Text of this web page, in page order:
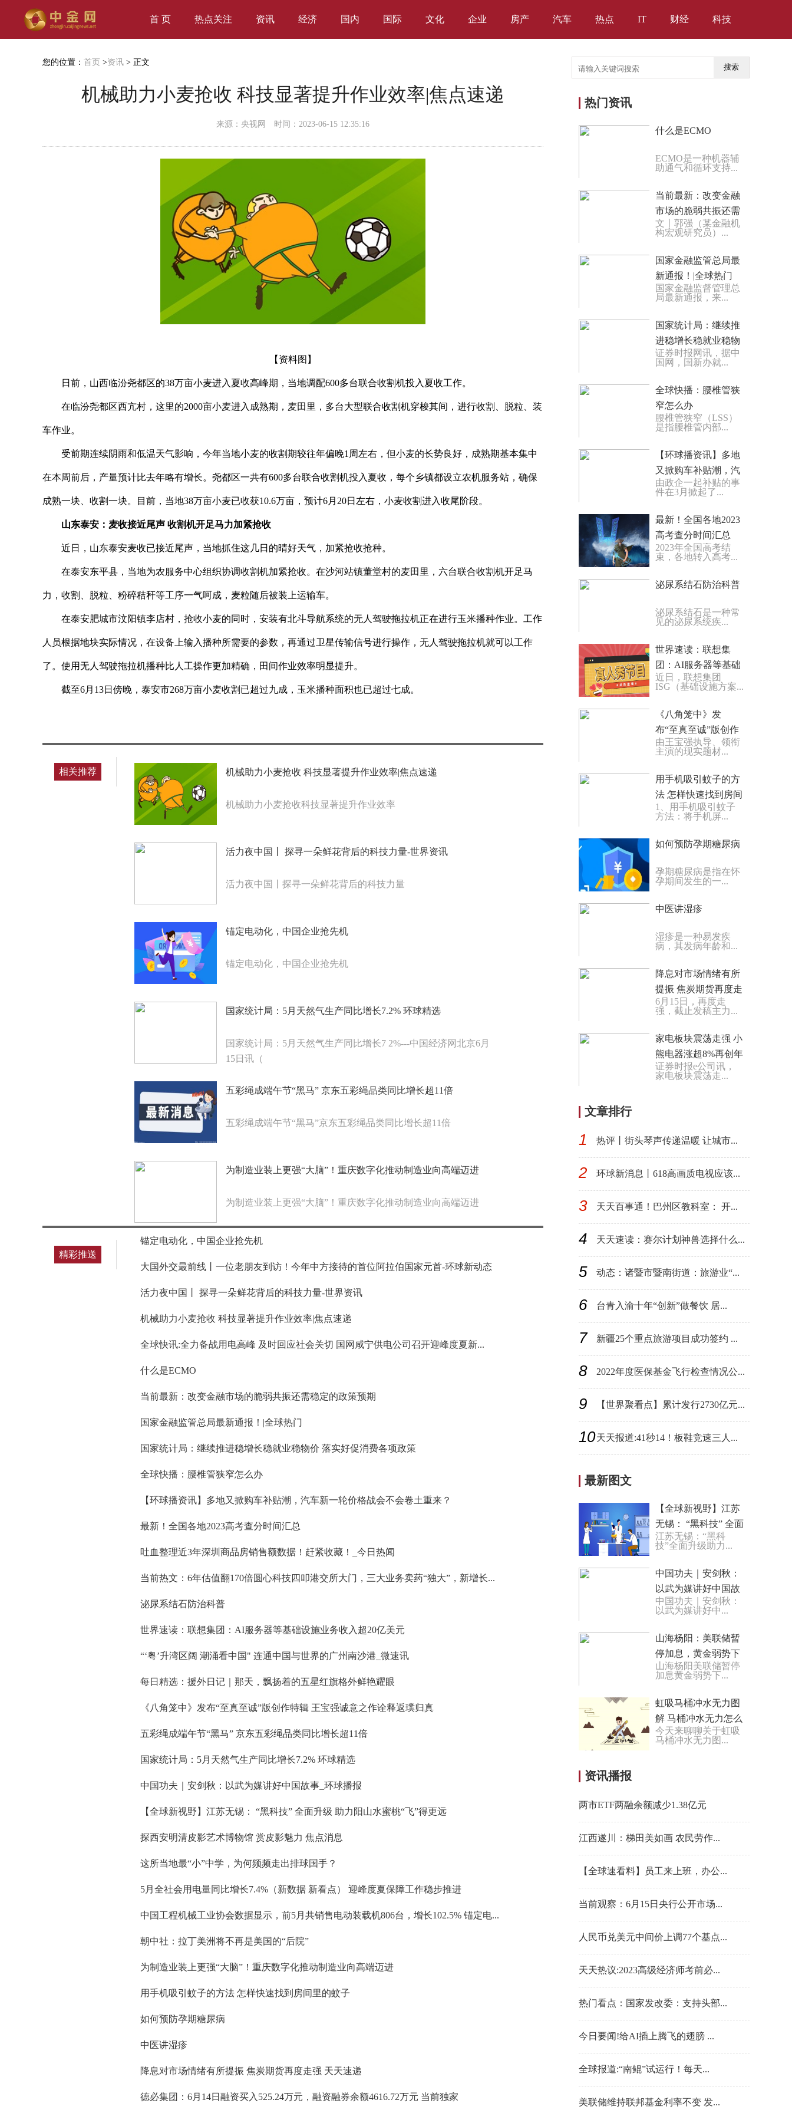
首 页 热点关注 资讯 经济 国内 国际 文化 企业 房产 汽车 热点 IT 财经 科技
您的位置： 首页 >资讯 > 正文
机械助力小麦抢收 科技显著提升作业效率|焦点速递
来源：央视网 时间：2023-06-15 12:35:16
【资料图】
日前，山西临汾尧都区的38万亩小麦进入夏收高峰期，当地调配600多台联合收割机投入夏收工作。
在临汾尧都区西亢村，这里的2000亩小麦进入成熟期，麦田里，多台大型联合收割机穿梭其间，进行收割、脱粒、装
车作业。
受前期连续阴雨和低温天气影响，今年当地小麦的收割期较往年偏晚1周左右，但小麦的长势良好，成熟期基本集中
在本周前后，产量预计比去年略有增长。尧都区一共有600多台联合收割机投入夏收，每个乡镇都设立农机服务站，确保
成熟一块、收割一块。目前，当地38万亩小麦已收获10.6万亩，预计6月20日左右，小麦收割进入收尾阶段。
山东泰安：麦收接近尾声 收割机开足马力加紧抢收
近日，山东泰安麦收已接近尾声，当地抓住这几日的晴好天气，加紧抢收抢种。
在泰安东平县，当地为农服务中心组织协调收割机加紧抢收。在沙河站镇董堂村的麦田里，六台联合收割机开足马
力，收割、脱粒、粉碎秸秆等工序一气呵成，麦粒随后被装上运输车。
在泰安肥城市汶阳镇李店村，抢收小麦的同时，安装有北斗导航系统的无人驾驶拖拉机正在进行玉米播种作业。工作
人员根据地块实际情况，在设备上输入播种所需要的参数，再通过卫星传输信号进行操作，无人驾驶拖拉机就可以工作
了。使用无人驾驶拖拉机播种比人工操作更加精确，田间作业效率明显提升。
截至6月13日傍晚，泰安市268万亩小麦收割已超过九成，玉米播种面积也已超过七成。
相关推荐 机械助力小麦抢收 科技显著提升作业效率|焦点速递
机械助力小麦抢收科技显著提升作业效率
活力夜中国丨 探寻一朵鲜花背后的科技力量-世界资讯
活力夜中国丨探寻一朵鲜花背后的科技力量
锚定电动化，中国企业抢先机
锚定电动化，中国企业抢先机
国家统计局：5月天然气生产同比增长7.2% 环球精选
国家统计局：5月天然气生产同比增长7 2%---中国经济网北京6月
15日讯（
五彩绳成端午节“黑马” 京东五彩绳品类同比增长超11倍
五彩绳成端午节“黑马”京东五彩绳品类同比增长超11倍
为制造业装上更强“大脑”！重庆数字化推动制造业向高端迈进
为制造业装上更强“大脑”！重庆数字化推动制造业向高端迈进
精彩推送
锚定电动化，中国企业抢先机
大国外交最前线丨一位老朋友到访！今年中方接待的首位阿拉伯国家元首-环球新动态
活力夜中国丨 探寻一朵鲜花背后的科技力量-世界资讯
机械助力小麦抢收 科技显著提升作业效率|焦点速递
全球快讯:全力备战用电高峰 及时回应社会关切 国网咸宁供电公司召开迎峰度夏新...
什么是ECMO
当前最新：改变金融市场的脆弱共振还需稳定的政策预期
国家金融监管总局最新通报！|全球热门
国家统计局：继续推进稳增长稳就业稳物价 落实好促消费各项政策
全球快播：腰椎管狭窄怎么办
【环球播资讯】多地又掀购车补贴潮，汽车新一轮价格战会不会卷土重来？
最新！全国各地2023高考查分时间汇总
吐血整理近3年深圳商品房销售额数据！赶紧收藏！_今日热闻
当前热文：6年估值翻170倍圆心科技四叩港交所大门，三大业务卖药“独大”，新增长...
泌尿系结石防治科普
世界速读：联想集团：AI服务器等基础设施业务收入超20亿美元
“‘粤’升湾区阔 潮涌看中国" 连通中国与世界的广州南沙港_微速讯
每日精选：援外日记｜那天，飘扬着的五星红旗格外鲜艳耀眼
《八角笼中》发布“至真至诚”版创作特辑 王宝强诚意之作诠释返璞归真
五彩绳成端午节“黑马” 京东五彩绳品类同比增长超11倍
国家统计局：5月天然气生产同比增长7.2% 环球精选
中国功夫｜安剑秋：以武为媒讲好中国故事_环球播报
【全球新视野】江苏无锡： “黑科技” 全面升级 助力阳山水蜜桃“飞”得更远
探西安明清皮影艺术博物馆 赏皮影魅力 焦点消息
这所当地最“小”中学，为何频频走出排球国手？
5月全社会用电量同比增长7.4%（新数据 新看点） 迎峰度夏保障工作稳步推进
中国工程机械工业协会数据显示，前5月共销售电动装载机806台，增长102.5% 锚定电...
朝中社：拉丁美洲将不再是美国的“后院”
为制造业装上更强“大脑”！重庆数字化推动制造业向高端迈进
用手机吸引蚊子的方法 怎样快速找到房间里的蚊子
如何预防孕期糖尿病
中医讲湿疹
降息对市场情绪有所提振 焦炭期货再度走强 天天速递
德必集团：6月14日融资买入525.24万元，融资融券余额4616.72万元 当前独家
搜索
热门资讯
什么是ECMO
ECMO是一种机器辅
助通气和循环支持...
当前最新：改变金融
市场的脆弱共振还需
稳定的政策预期
文丨郭强（某金融机
构宏观研究员）...
国家金融监管总局最
新通报！|全球热门
国家金融监督管理总
局最新通报，来...
国家统计局：继续推
进稳增长稳就业稳物
价 落实好促消费各项
证券时报网讯，据中
国网，国新办就...
全球快播：腰椎管狭
窄怎么办
腰椎管狭窄（LSS）
是指腰椎管内部...
【环球播资讯】多地
又掀购车补贴潮，汽
车新一轮价格战会不
由政企一起补贴的事
件在3月掀起了...
最新！全国各地2023
高考查分时间汇总
2023年全国高考结
束，各地转入高考...
泌尿系结石防治科普
泌尿系结石是一种常
见的泌尿系统疾...
世界速读：联想集
团：AI服务器等基础
设施业务收入超20亿
近日，联想集团
ISG（基础设施方案...
《八角笼中》发
布“至真至诚”版创作
特辑 王宝强诚意之作
由王宝强执导、领衔
主演的现实题材...
用手机吸引蚊子的方
法 怎样快速找到房间
里的蚊子
1、用手机吸引蚊子
方法：将手机屏...
如何预防孕期糖尿病
孕期糖尿病是指在怀
孕期间发生的一...
中医讲湿疹
湿疹是一种易发疾
病，其发病年龄和...
降息对市场情绪有所
提振 焦炭期货再度走
强 天天速递
6月15日，再度走
强，截止发稿主力...
​家电板块震荡走强 小
熊电器涨超8%再创年
内新高 世界焦点
证券时报e公司讯，
家电板块震荡走...
文章排行
1 热评丨街头琴声传递温暖 让城市...
2 环球新消息丨618高画质电视应该...
3 天天百事通！巴州区教科室： 开...
4 天天速读：赛尔计划神兽选择什么...
5 动态：诸暨市暨南街道：旅游业“...
6 台青入渝十年“创新”做餐饮 居...
7 新疆25个重点旅游项目成功签约 ...
8 2022年度医保基金飞行检查情况公...
9 【世界聚看点】累计发行2730亿元...
10天天报道:41秒14！板鞋竞速三人...
最新图文
【全球新视野】江苏
无锡： “黑科技” 全面
升级 助力阳山水蜜
江苏无锡：“黑科
技”全面升级助力...
中国功夫｜安剑秋：
以武为媒讲好中国故
事_环球播报
中国功夫｜安剑秋：
以武为媒讲好中...
山海杨阳：美联储暂
停加息，黄金弱势下
跌等破位！
山海杨阳美联储暂停
加息黄金弱势下...
虹吸马桶冲水无力图
解 马桶冲水无力怎么
办 每日快播
今天来聊聊关于虹吸
马桶冲水无力图...
资讯播报
两市ETF两融余额减少1.38亿元
江西遂川：梯田美如画 农民劳作...
【全球速看料】员工来上班，办公...
当前观察：6月15日央行公开市场...
人民币兑美元中间价上调77个基点...
天天热议:2023高级经济师考前必...
热门看点：国家发改委：支持头部...
今日要闻!给AI插上腾飞的翅膀 ...
全球报道:“南鲲”试运行！每天...
美联储维持联邦基金利率不变 发...